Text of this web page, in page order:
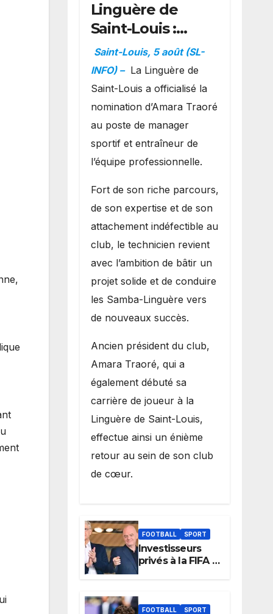
Linguère de
Saint-Louis :
Amara Traoré
nommé
manager sportif
et entraîneur de
l’équipe
Saint-Louis, 5 août (SL-
INFO) – La Linguère de
Saint-Louis a officialisé la
nomination d’Amara Traoré
au poste de manager
sportif et entraîneur de
l’équipe professionnelle.
Fort de son riche parcours,
de son expertise et de son
attachement indéfectible au
club, le technicien revient
avec l’ambition de bâtir un
projet solide et de conduire
les Samba-Linguère vers
de nouveaux succès.
Ancien président du club,
Amara Traoré, qui a
également débuté sa
carrière de joueur à la
Linguère de Saint-Louis,
effectue ainsi un énième
retour au sein de son club
de cœur.
FOOTBALL SPORT
Investisseurs
privés à la FIFA :
Arsène Wenger,
cabinet
d’Infantino, brise
FOOTBALL SPORT